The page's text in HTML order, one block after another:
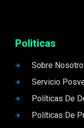
Politicas
Sobre
Servicio
Políticas De
Políticas De